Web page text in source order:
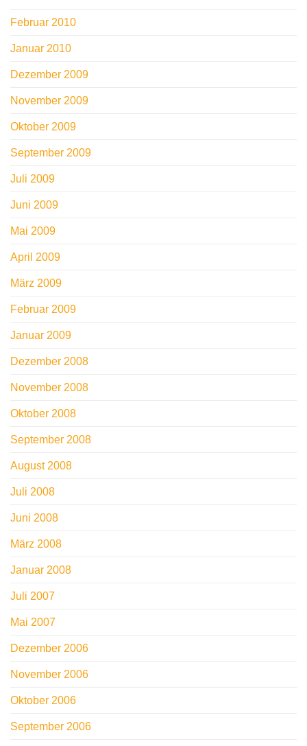
Februar 2010
Januar 2010
Dezember 2009
November 2009
Oktober 2009
September 2009
Juli 2009
Juni 2009
Mai 2009
April 2009
März 2009
Februar 2009
Januar 2009
Dezember 2008
November 2008
Oktober 2008
September 2008
August 2008
Juli 2008
Juni 2008
März 2008
Januar 2008
Juli 2007
Mai 2007
Dezember 2006
November 2006
Oktober 2006
September 2006